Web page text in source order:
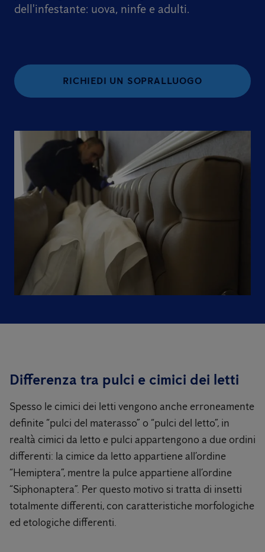
dell'infestante: uova, ninfe e adulti.
RICHIEDI UN SOPRALLUOGO
Differenza tra pulci e cimici dei letti
Spesso le cimici dei letti vengono anche erroneamente
definite “pulci del materasso” o “pulci del letto”, in
realtà cimici da letto e pulci appartengono a due ordini
differenti: la cimice da letto appartiene all’ordine
“Hemiptera”, mentre la pulce appartiene all’ordine
“Siphonaptera”. Per questo motivo si tratta di insetti
totalmente differenti, con caratteristiche morfologiche
ed etologiche differenti.